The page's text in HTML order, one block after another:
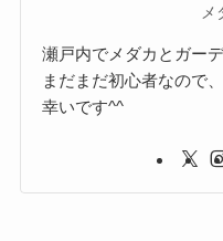
メ
瀬戸内でメダカとガー
まだまだ初心者なので
幸いです^^